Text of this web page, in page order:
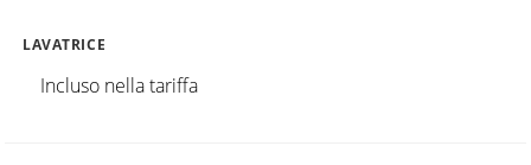
LAVATRICE
Incluso nella tariffa